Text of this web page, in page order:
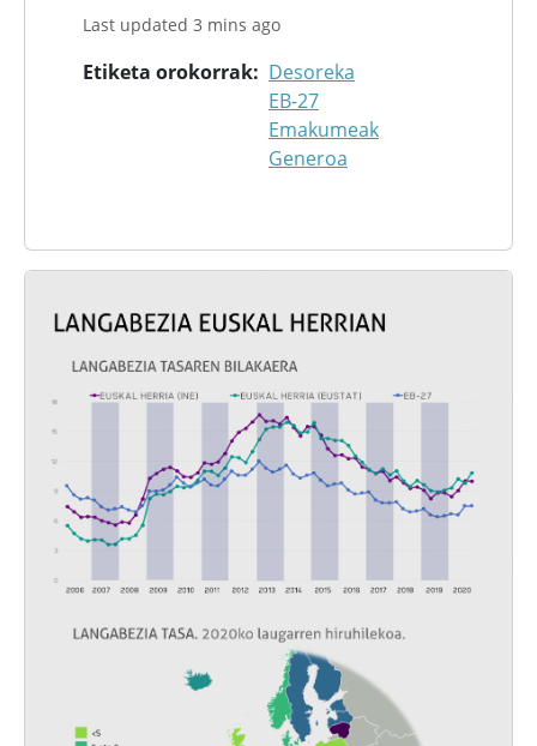
Last updated 3 mins ago
Etiketa orokorrak
Desoreka
EB-27
Emakumeak
Generoa